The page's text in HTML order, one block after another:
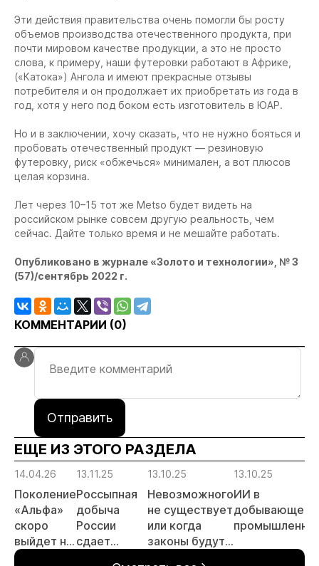
Эти действия правительства очень помогли бы росту
объемов производства отечественного продукта, при
почти мировом качестве продукции, а это не просто
слова, к примеру, наши футеровки работают в Африке,
(«Катока») Ангола и имеют прекрасные отзывы
потребителя и он продолжает их приобретать из года в
год, хотя у него под боком есть изготовитель в ЮАР.
Но и в заключении, хочу сказать, что не нужно бояться и
пробовать отечественный продукт — резиновую
футеровку, риск «обжечься» минимален, а вот плюсов
целая корзина.
Лет через 10–15 тот же Metso будет видеть на
российском рынке совсем другую реальность, чем
сейчас. Дайте только время и не мешайте работать.
Опубликовано в журнале «Золото и технологии», № 3
(57)/сентябрь 2022 г.
КОММЕНТАРИИ (0)
Отправить
ЕЩЕ ИЗ ЭТОГО РАЗДЕЛА
14.04.26
Поколение
«Альфа»
скоро
выйдет на
рынок
13.11.25
Россыпная
добыча
России
сдает
13.10.25
Невозможного
не существует
или когда
законы будут
13.10.25
ИИ в
добывающей